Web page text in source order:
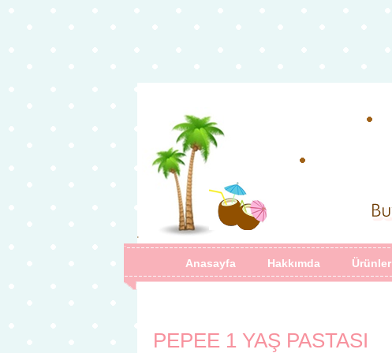
Ürünler
Hakkımda
Anasayfa
PEPEE 1 YAŞ PASTASI